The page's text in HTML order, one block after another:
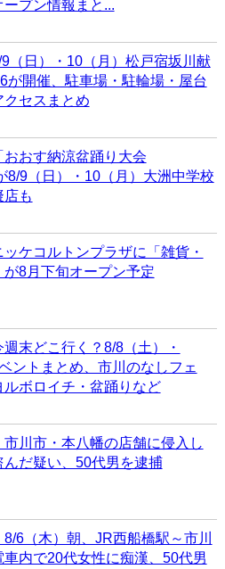
プン情報まと...
9（日）・10（月）松戸宿坂川献
が開催、駐車場・駐輪場・屋台
クセスまとめ
おおす納涼盆踊り大会
8/9（日）・10（月）大洲中学校
店も
ッケコルトンプラザに「雑貨・
が8月下旬オープン予定
週末どこ行く？8/8（土）・
ントまとめ、市川のなしフェ
ルボロイチ・盆踊りなど
市川市・本八幡の店舗に侵入し
んだ疑い、50代男を逮捕
8/6（木）朝、JR西船橋駅～市川
内で20代女性に痴漢、50代男